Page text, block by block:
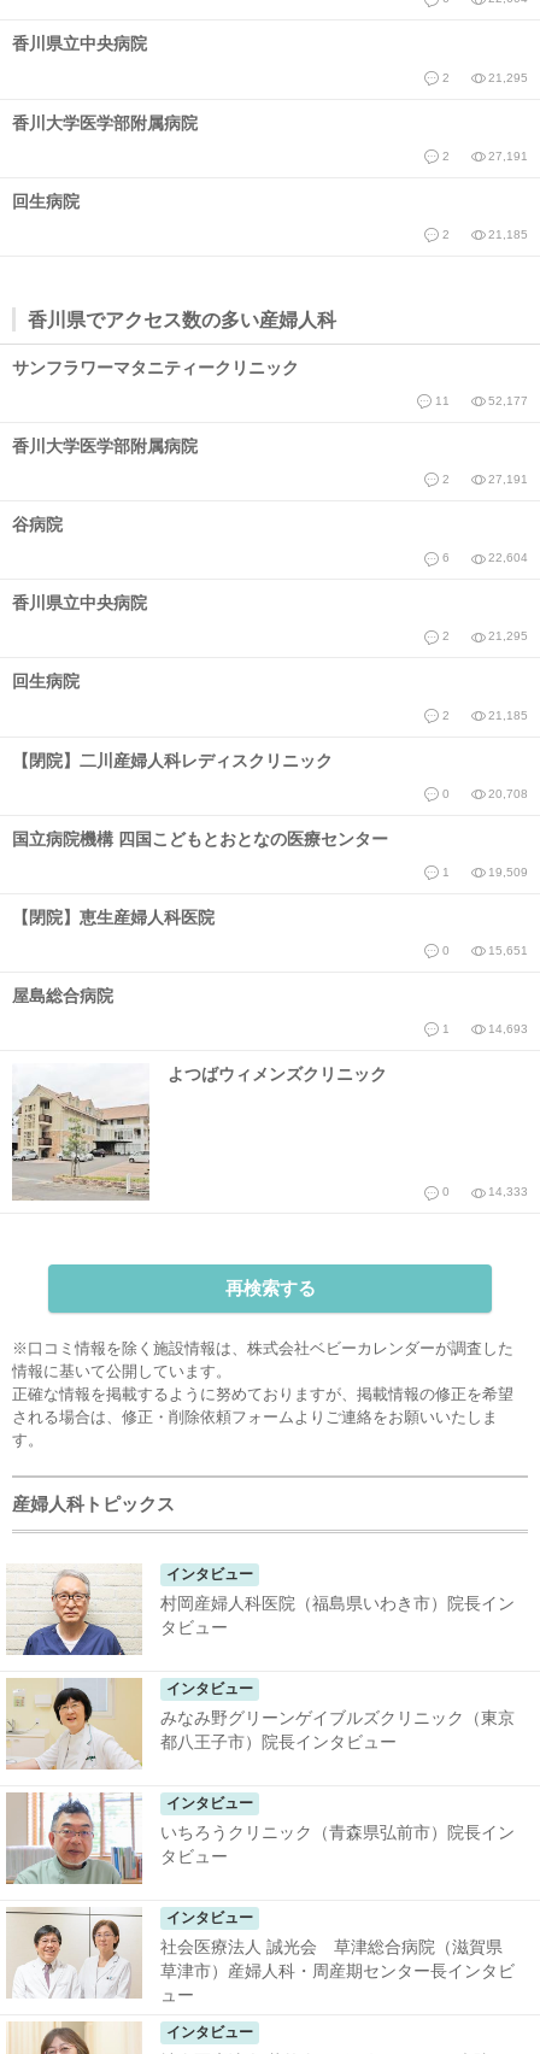
香川県立中央病院
2 21,295
香川大学医学部附属病院
2 27,191
回生病院
2 21,185
香川県でアクセス数の多い産婦人科
サンフラワーマタニティークリニック
11 52,177
香川大学医学部附属病院
2 27,191
谷病院
6 22,604
香川県立中央病院
2 21,295
回生病院
2 21,185
【閉院】二川産婦人科レディスクリニック
0 20,708
国立病院機構 四国こどもとおとなの医療センター
1 19,509
【閉院】恵生産婦人科医院
0 15,651
屋島総合病院
1 14,693
よつばウィメンズクリニック
0 14,333
再検索する
※口コミ情報を除く施設情報は、株式会社ベビーカレンダーが調査した
情報に基いて公開しています。
正確な情報を掲載するように努めておりますが、掲載情報の修正を希望
される場合は、 修正・削除依頼フォームよりご連絡をお願いいたしま
す。
産婦人科トピックス
インタビュー
村岡産婦人科医院（福島県いわき市）院長イン
タビュー
インタビュー
みなみ野グリーンゲイブルズクリニック（東京
都八王子市）院長インタビュー
インタビュー
いちろうクリニック（青森県弘前市）院長イン
タビュー
インタビュー
社会医療法人 誠光会 草津総合病院（滋賀県
草津市）産婦人科・周産期センター長インタビ
ュー
インタビュー